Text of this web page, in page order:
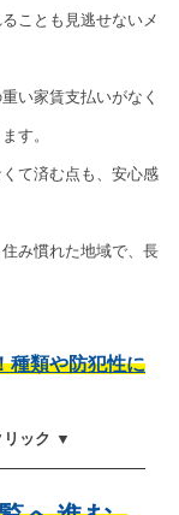
ことも見逃せないメ
い家賃支払いがなく
す。
て済む点も、安心感
み慣れた地域で、長
種類や防犯性に
リック ▼